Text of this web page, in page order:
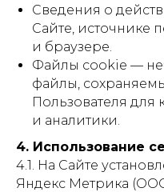
Сведения о
Сайте, источнике
и браузере.
Файлы cookie —
файлы,
Пользователя для
и аналитики.
4. Использование
4.1. На Сайте
Яндекс Метрика (ООО